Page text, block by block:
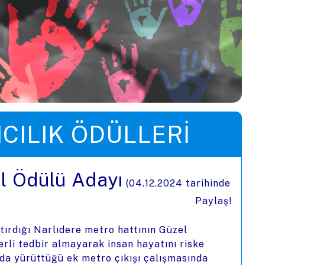
ÖDÜLLERI
Ödülü Adayı (04.12.2024 tarihinde
Paylaş!
Narlıdere metro hattının Güzel
tedbir almayarak insan hayatını riske
yürüttüğü ek metro çıkışı çalışmasında